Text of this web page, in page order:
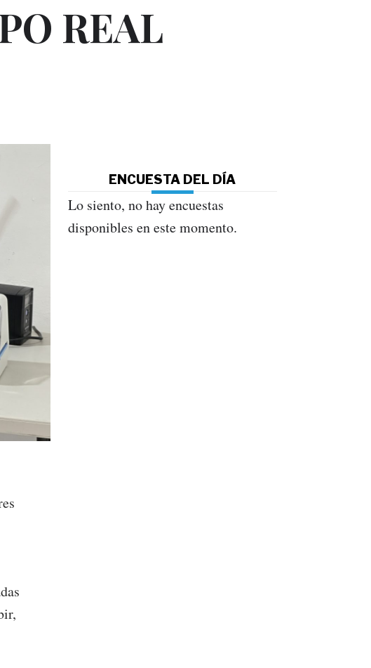
REAL
ENCUESTA DEL DÍA
Lo siento, no hay encuestas
disponibles en este momento.